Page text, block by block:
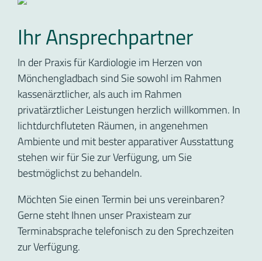
Ihr Ansprechpartner
In der Praxis für Kardiologie im Herzen von
Mönchengladbach sind Sie sowohl im Rahmen
kassenärztlicher, als auch im Rahmen
privatärztlicher Leistungen herzlich willkommen. In
lichtdurchfluteten Räumen, in angenehmen
Ambiente und mit bester apparativer Ausstattung
stehen wir für Sie zur Verfügung, um Sie
bestmöglichst zu behandeln.
Möchten Sie einen Termin bei uns vereinbaren?
Gerne steht Ihnen unser Praxisteam zur
Terminabsprache telefonisch zu den Sprechzeiten
zur Verfügung.